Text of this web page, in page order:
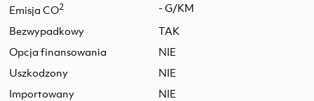
Emisja CO2
- G/KM
Bezwypadkowy
TAK
Opcja finansowania
NIE
Uszkodzony
NIE
Importowany
NIE